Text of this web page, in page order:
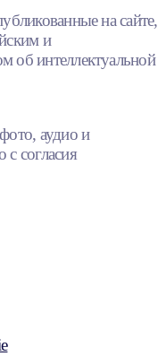
на сайте,
и
об интеллектуальной
аудио и
согласия